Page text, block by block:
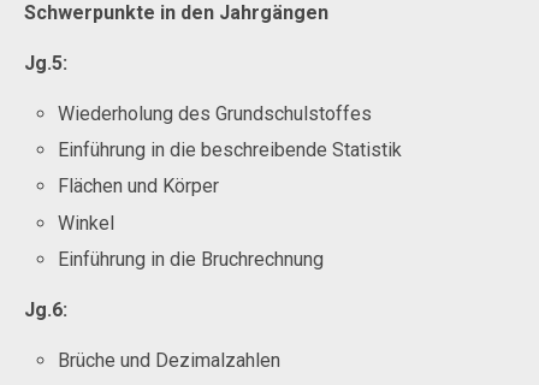
Schwerpunkte in den Jahrgängen
Jg.5:
Wiederholung des Grundschulstoffes
Einführung in die beschreibende Statistik
Flächen und Körper
Winkel
Einführung in die Bruchrechnung
Jg.6:
Brüche und Dezimalzahlen